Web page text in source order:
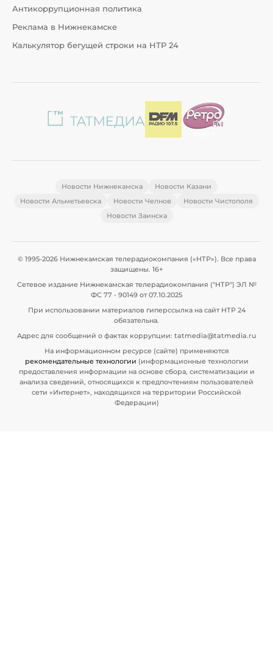
Антикоррупционная политика
Реклама в Нижнекамске
Калькулятор бегущей строки на НТР 24
Новости Нижнекамска
Новости Казани
Новости Альметьевска
Новости Челнов
Новости Чистополя
Новости Заинска
© 1995-2026 Нижнекамская телерадиокомпания («НТР»). Все права
защищены. 16+
Сетевое издание Нижнекамская телерадиокомпания ("НТР") ЭЛ №
ФС 77 - 90149 от 07.10.2025
При использовании материалов гиперссылка на сайт НТР 24
обязательна.
Адрес для сообщений о фактах коррупции: tatmedia@tatmedia.ru
На информационном ресурсе (сайте) применяются
рекомендательные технологии (информационные технологии
предоставления информации на основе сбора, систематизации и
анализа сведений, относящихся к предпочтениям пользователей
сети «Интернет», находящихся на территории Российской
Федерации)